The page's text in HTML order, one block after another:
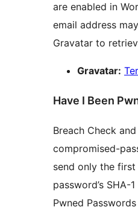
are enabled in
email address
Gravatar to
Gravatar:
Have I Been
Breach Check
compromised-
send only the
password’s SHA-
Pwned